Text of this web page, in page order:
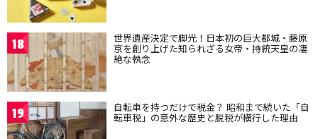
18 世界遺産決定で脚光！日本初の巨大都城・藤原
京を創り上げた知られざる女帝・持統天皇の凄
絶な執念
19 自転車を持つだけで税金？ 昭和まで続いた「自
転車税」の意外な歴史と脱税が横行した理由